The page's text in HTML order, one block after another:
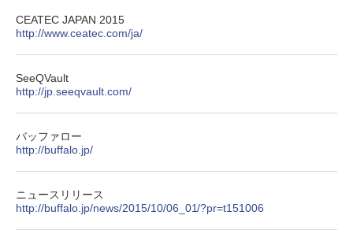
CEATEC JAPAN 2015
http://www.ceatec.com/ja/
SeeQVault
http://jp.seeqvault.com/
バッファロー
http://buffalo.jp/
ニュースリリース
http://buffalo.jp/news/2015/10/06_01/?pr=t151006